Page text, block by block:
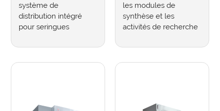
système de
distribution intégré
pour seringues
les modules de
synthèse et les
activités de recherche